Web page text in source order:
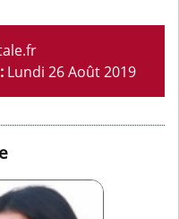
Lundi 26 Août 2019